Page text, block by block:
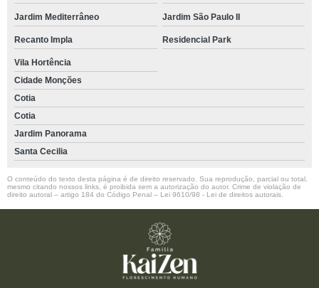
Jardim Mediterrâneo Jardim São Paulo II
Recanto Impla Residencial Park
Vila Hortência
Cidade Monções
Cotia
Cotia
Jardim Panorama
Santa Cecilia
O conteúdo do texto desta página é de direito reservado. Sua reprodução, parcial ou total,
mesmo citando nossos links, é proibida sem a autorização do autor. Crime de violação de
direito autoral – artigo 184 do Código Penal – Lei 9610/98 - Lei de direitos autorais